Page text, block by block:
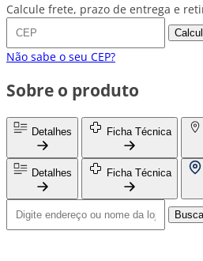
Calcule frete, prazo de entrega e
Não sabe o seu CEP?
Sobre o produto
Detalhes Ficha Técnica
Detalhes Ficha Técnica